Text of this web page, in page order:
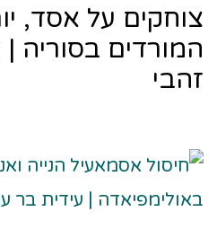
צוחקים על אסד,
המורדים בסוריה |
זהבי